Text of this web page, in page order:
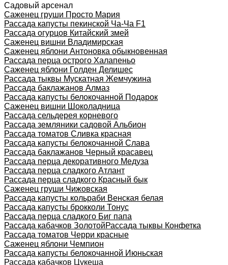
Садовый арсенал
Саженец груши Просто Мария
Рассада капусты пекинской Ча-Ча F1
Рассада огурцов Китайский змей
Саженец вишни Владимирская
Саженец яблони Антоновка обыкновенная
Рассада перца острого Халапеньо
Саженец яблони Голден Делишес
Рассада тыквы Мускатная Жемчужина
Рассада баклажанов Алмаз
Рассада капусты белокочанной Подарок
Саженец вишни Шоколадница
Рассада сельдерея корневого
Рассада земляники садовой Альбион
Рассада томатов Сливка красная
Рассада капусты белокочанной Слава
Рассада баклажанов Черный красавец
Рассада перца декоративного Медуза
Рассада перца сладкого Атлант
Рассада перца сладкого Красный бык
Саженец груши Чижовская
Рассада капусты кольраби Венская белая
Рассада капусты брокколи Тонус
Рассада перца сладкого Биг папа
Рассада кабачков ЗолотойРассада тыквы Конфетка
Рассада томатов Черри красные
Саженец яблони Чемпион
Рассада капусты белокочанной Июньская
Рассада кабачков Цукеша